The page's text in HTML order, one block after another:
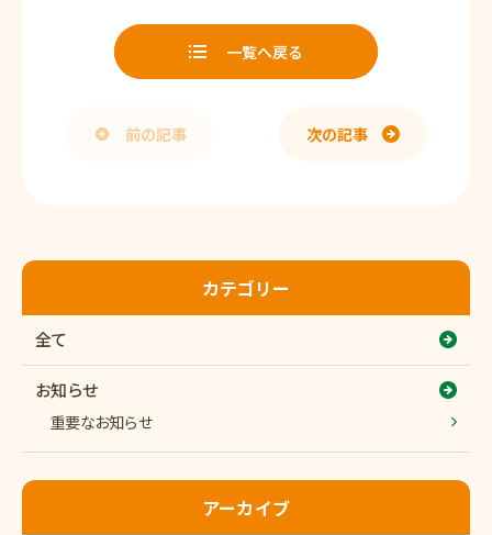
一覧へ戻る
前の記事 次の記事
カテゴリー
全て
お知らせ
重要なお知らせ
アーカイブ